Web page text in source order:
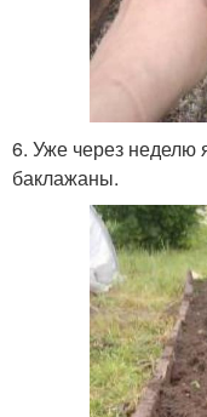
6. Уже через неделю
баклажаны.